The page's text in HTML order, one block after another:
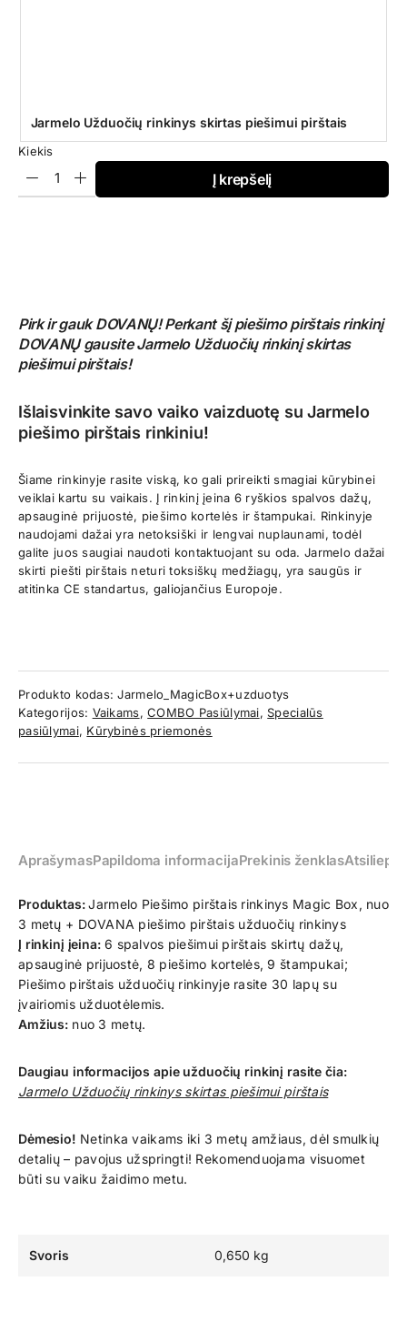
Jarmelo Užduočių rinkinys skirtas piešimui pirštais
Kiekis
Į krepšelį
Pirk ir gauk DOVANŲ! Perkant šį piešimo pirštais rinkinį
DOVANŲ gausite Jarmelo Užduočių rinkinį skirtas
piešimui pirštais!
Išlaisvinkite savo vaiko vaizduotę su Jarmelo
piešimo pirštais rinkiniu!
Šiame rinkinyje rasite viską, ko gali prireikti smagiai kūrybinei
veiklai kartu su vaikais. Į rinkinį įeina 6 ryškios spalvos dažų,
apsauginė prijuostė, piešimo kortelės ir štampukai. Rinkinyje
naudojami dažai yra netoksiški ir lengvai nuplaunami, todėl
galite juos saugiai naudoti kontaktuojant su oda. Jarmelo dažai
skirti piešti pirštais neturi toksiškų medžiagų, yra saugūs ir
atitinka CE standartus, galiojančius Europoje.
Produkto kodas:Jarmelo_MagicBox+uzduotys
Kategorijos: Vaikams,COMBO Pasiūlymai, Specialūs
pasiūlymai, Kūrybinės priemonės
AprašymasPapildoma informacijaPrekinis ženklas
Produktas:Jarmelo Piešimo pirštais rinkinys Magic Box, nuo
3 metų + DOVANA piešimo pirštais užduočių rinkinys
Į rinkinį įeina:6 spalvos piešimui pirštais skirtų dažų,
apsauginė prijuostė, 8 piešimo kortelės, 9 štampukai;
Piešimo pirštais užduočių rinkinyje rasite 30 lapų su
įvairiomis užduotėlemis.
Amžius: nuo 3 metų.
Daugiau informacijos apie užduočių rinkinį rasite čia:
Jarmelo Užduočių rinkinys skirtas piešimui pirštais
Dėmesio! Netinka vaikams iki 3 metų amžiaus, dėl smulkių
detalių – pavojus užspringti! Rekomenduojama visuomet
būti su vaiku žaidimo metu.
Svoris 0,650 kg